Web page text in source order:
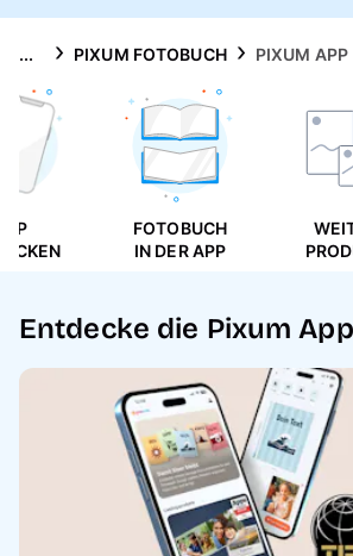
... PIXUM FOTOBUCH PIXUM APP
FOTOBUCH
IN DER APP
Entdecke die Pixum App